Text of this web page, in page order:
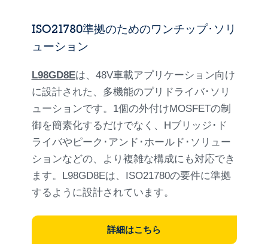
ISO21780準拠のためのワンチップ･ソリ
ューション
L98GD8Eは、48V車載アプリケーション向け
に設計された、多機能のプリドライバ･ソリ
ューションです。1個の外付けMOSFETの制
御を簡素化するだけでなく、Hブリッジ･ド
ライバやピーク･アンド･ホールド･ソリュー
ションなどの、より複雑な構成にも対応でき
ます。L98GD8Eは、ISO21780の要件に準拠
するように設計されています。
詳細はこちら